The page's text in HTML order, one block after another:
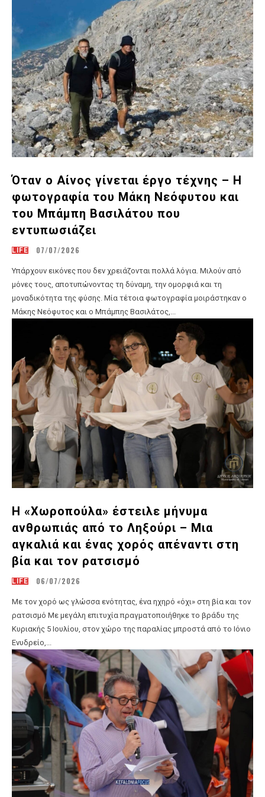
Όταν ο Αίνος γίνεται έργο τέχνης – Η
φωτογραφία του Μάκη Νεόφυτου και
του Μπάμπη Βασιλάτου που
εντυπωσιάζει
LIFE 07/07/2026
Υπάρχουν εικόνες που δεν χρειάζονται πολλά λόγια. Μιλούν από
μόνες τους, αποτυπώνοντας τη δύναμη, την ομορφιά και τη
μοναδικότητα της φύσης. Μία τέτοια φωτογραφία μοιράστηκαν ο
Μάκης Νεόφυτος και ο Μπάμπης Βασιλάτος,...
Η «Χωροπούλα» έστειλε μήνυμα
ανθρωπιάς από το Ληξούρι – Μια
αγκαλιά και ένας χορός απέναντι στη
βία και τον ρατσισμό
LIFE 06/07/2026
Με τον χορό ως γλώσσα ενότητας, ένα ηχηρό «όχι» στη βία και τον
ρατσισμό Με μεγάλη επιτυχία πραγματοποιήθηκε το βράδυ της
Κυριακής 5 Ιουλίου, στον χώρο της παραλίας μπροστά από το Ιόνιο
Ενυδρείο,...